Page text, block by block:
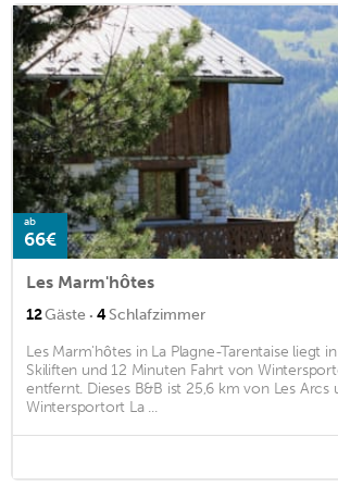
ab
66€
Les Marm'hôtes
12Gäste · 4Schlafzimmer
Les Marm'hôtes in La Plagne-Tarentaise liegt
Skiliften und 12 Minuten Fahrt von
entfernt. Dieses B&B ist 25,6 km von Les Arcs
Wintersportort La ...